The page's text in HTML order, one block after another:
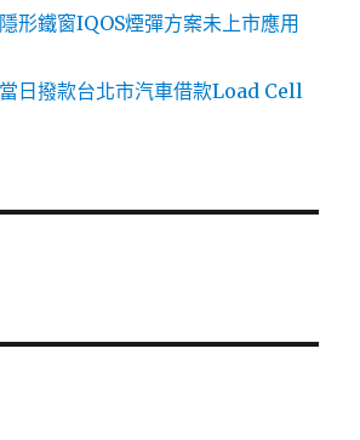
形鐵窗IQOS煙彈方案未上市應用
日撥款台北市汽車借款Load Cell